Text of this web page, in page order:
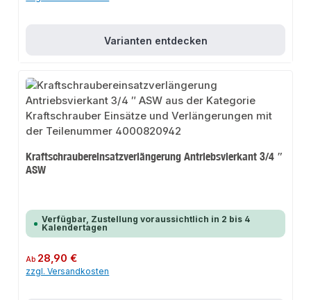
Varianten entdecken
Kraftschraubereinsatzverlängerung Antriebsvierkant 3/4 ″
ASW
Verfügbar, Zustellung voraussichtlich in 2 bis 4
Kalendertagen
Regulärer Preis:
Ab 28,90 €
zzgl. Versandkosten